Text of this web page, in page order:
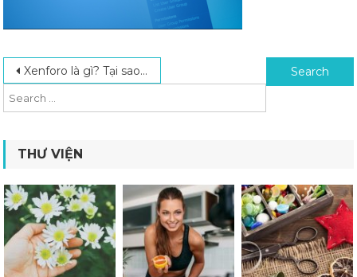
Post navigation
Xenforo là gì? Tại sao nên xây dựng forum bằng Xenforo Search for:
THƯ VIỆN